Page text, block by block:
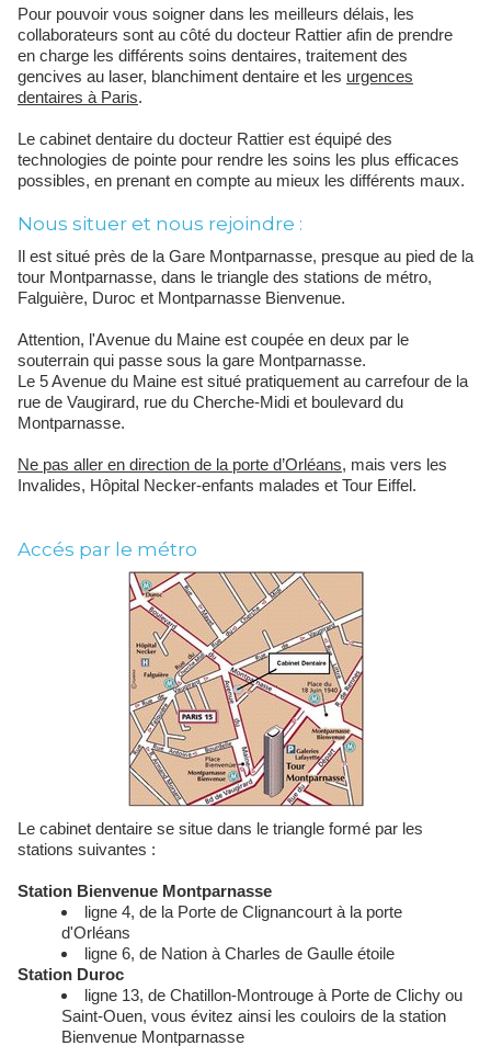
Pour pouvoir vous soigner dans les meilleurs délais, les
collaborateurs sont au côté du docteur Rattier afin de prendre
en charge les différents soins dentaires, traitement des
gencives au laser, blanchiment dentaire et les urgences
dentaires à Paris.
Le cabinet dentaire du docteur Rattier est équipé des
technologies de pointe pour rendre les soins les plus efficaces
possibles, en prenant en compte au mieux les différents maux.
Nous situer et nous rejoindre :
Il est situé près de la Gare Montparnasse, presque au pied de la
tour Montparnasse, dans le triangle des stations de métro,
Falguière, Duroc et Montparnasse Bienvenue.
Attention, l'Avenue du Maine est coupée en deux par le
souterrain qui passe sous la gare Montparnasse.
Le 5 Avenue du Maine est situé pratiquement au carrefour de la
rue de Vaugirard, rue du Cherche-Midi et boulevard du
Montparnasse.
Ne pas aller en direction de la porte d’Orléans, mais vers les
Invalides, Hôpital Necker-enfants malades et Tour Eiffel.
Accés par le métro
Le cabinet dentaire se situe dans le triangle formé par les
stations suivantes :
Station Bienvenue Montparnasse
ligne 4, de la Porte de Clignancourt à la porte
d'Orléans
ligne 6, de Nation à Charles de Gaulle étoile
Station Duroc
ligne 13, de Chatillon-Montrouge à Porte de Clichy ou
Saint-Ouen, vous évitez ainsi les couloirs de la station
Bienvenue Montparnasse